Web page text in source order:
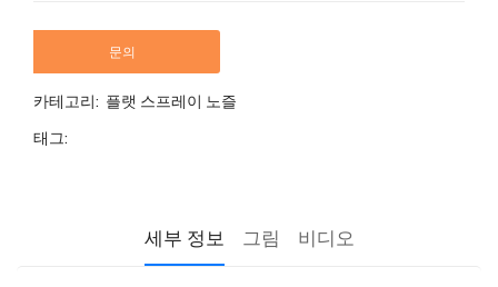
문의
카테고리: 플랫 스프레이 노즐
태그:
세부 정보 그림 비디오